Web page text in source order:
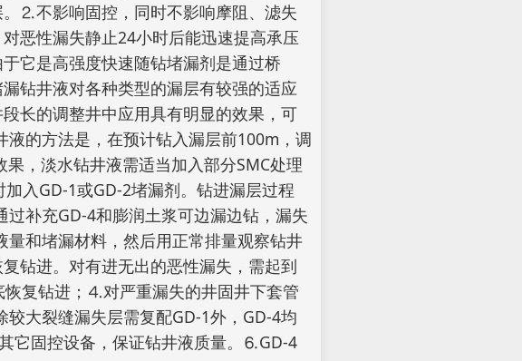
⒉不影响固控，同时不影响摩阻、滤失
恶性漏失静止24小时后能迅速提高承压
它是高强度快速随钻堵漏剂是通过桥
钻井液对各种类型的漏层有较强的适应
长的调整井中应用具有明显的效果，可
的方法是，在预计钻入漏层前100m，调
，淡水钻井液需适当加入部分SMC处理
入GD-1或GD-2堵漏剂。钻进漏层过程
补充GD-4和膨润土浆可边漏边钻，漏失
和堵漏材料，然后用正常排量观察钻井
钻进。对有进无出的恶性漏失，需起到
复钻进；⒋对严重漏失的井固井下套管
大裂缝漏失层需复配GD-1外，GD-4均
它固控设备，保证钻井液质量。⒍GD-4